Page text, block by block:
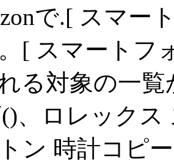
で.[ スマー
[ スマートフ
る対象の一
、ロレック
ン 時計コピ